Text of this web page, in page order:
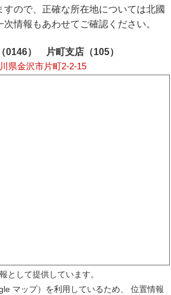
すので、正確な所在地については北國
情報もあわせてご確認ください。
0146） 片町支店（105）
県金沢市片町2-2-15
として提供しています。
マップ）を利用しているため、 位置情報